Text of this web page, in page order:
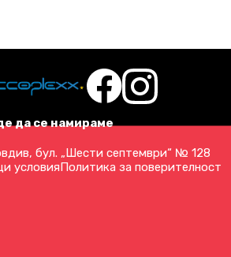
да се намираме
бул. „Шести септември“ № 128
условияПолитика за поверителност